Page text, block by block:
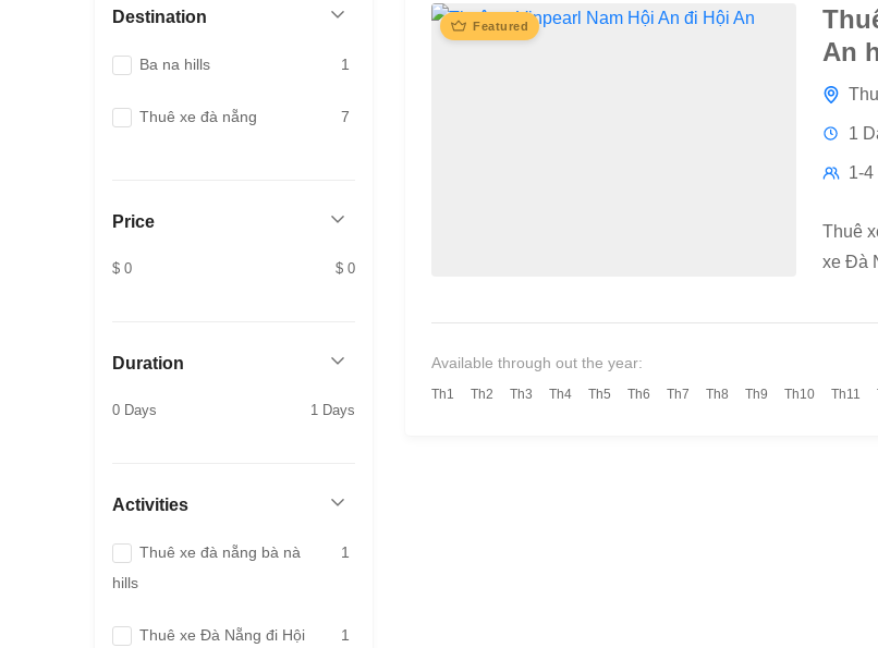
Destination
Ba na hills 1
Thuê xe đà nẵng 7
Price
$ 0 $ 0
Duration
0 Days 1 Days
Activities
Thuê xe đà nẵng bà nà
hills
1
Thuê xe Đà Nẵng đi Hội
1
Featured
An
1
1-4
Thuê
xe Đà
Available through out the year:
Th1 Th2 Th3 Th4 Th5 Th6 Th7 Th8 Th9 Th10 Th11